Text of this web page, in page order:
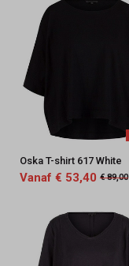
Oska T-shirt 617 White
Vanaf € 53,40 € 89,00